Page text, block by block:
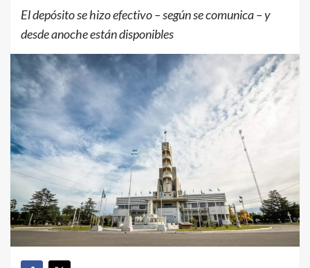
El depósito se hizo efectivo – según se comunica – y
desde anoche están disponibles